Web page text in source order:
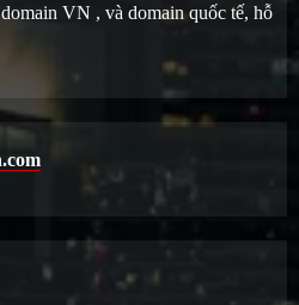
VN , và domain quốc tế, hỗ